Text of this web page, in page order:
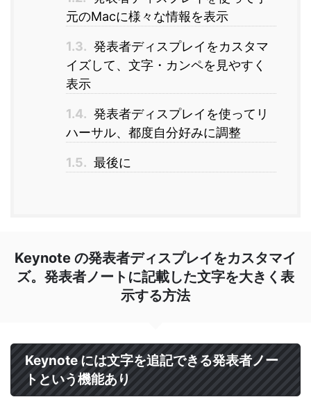
元のMacに様々な情報を表示
1.3. 発表者ディスプレイをカスタマ
イズして、文字・カンペを見やすく
表示
1.4. 発表者ディスプレイを使ってリ
ハーサル、都度自分好みに調整
1.5. 最後に
Keynote の発表者ディスプレイをカスタマイ
ズ。発表者ノートに記載した文字を大きく表
示する方法
Keynote には文字を追記できる発表者ノー
トという機能あり